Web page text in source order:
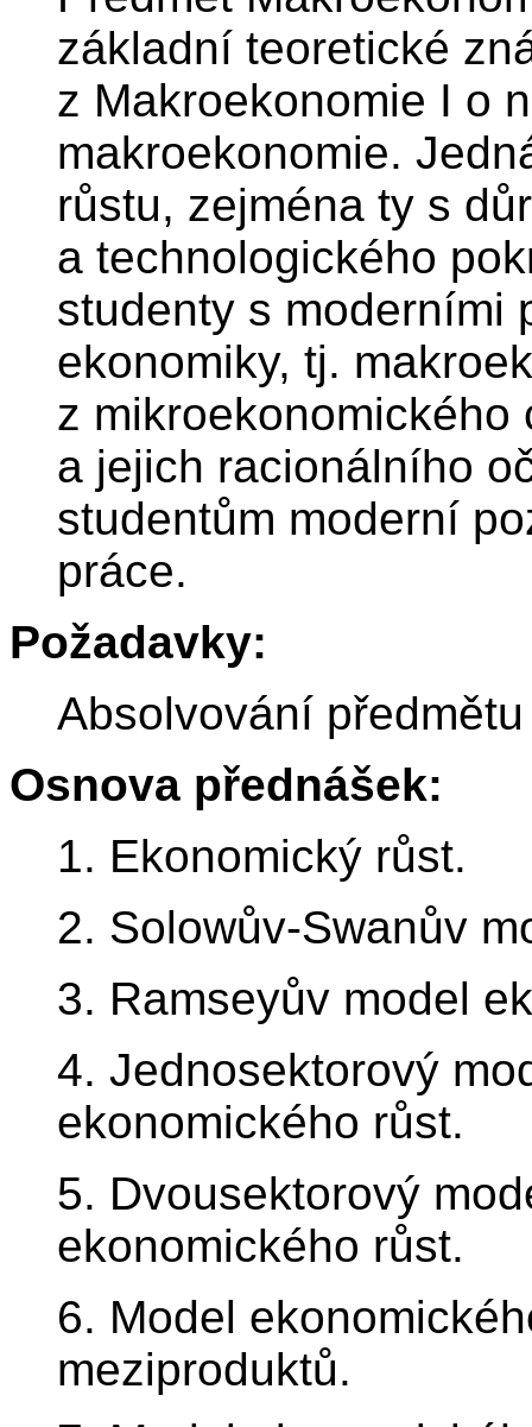
základní teoretické
z Makroekonomie I o
makroekonomie.
růstu, zejména ty s
a technologického
studenty s moderními
ekonomiky, tj.
z
a jejich racionálního
studentům moderní
práce.
Požadavky:
Absolvování
Osnova přednášek:
1. Ekonomický růst.
2. Solowův-Swanův
3. Ramseyův model
4. Jednosektorový
ekonomického růst.
5. Dvousektorový
ekonomického růst.
6. Model
meziproduktů.